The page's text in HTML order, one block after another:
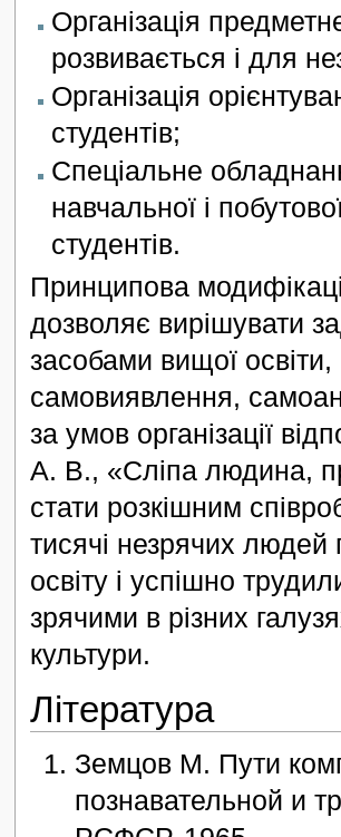
Організація
розвивається і для
Організація
студентів;
Спеціальне
навчальної і
студентів.
Принципова
дозволяє вирішувати
засобами вищої
самовиявлення,
за умов організації
А. В., «Сліпа людина,
стати розкішним
тисячі незрячих
освіту і успішно
зрячими в різних
культури.
Література
Земцов М. Пути
познавательной и